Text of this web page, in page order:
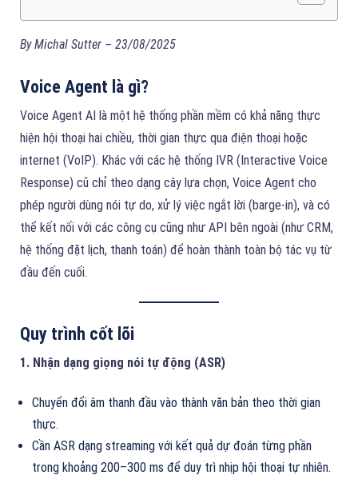
By Michal Sutter – 23/08/2025
Voice Agent là gì?
Voice Agent AI là một hệ thống phần mềm có khả năng thực
hiện hội thoại hai chiều, thời gian thực qua điện thoại hoặc
internet (VoIP). Khác với các hệ thống IVR (Interactive Voice
Response) cũ chỉ theo dạng cây lựa chọn, Voice Agent cho
phép người dùng nói tự do, xử lý việc ngắt lời (barge-in), và có
thể kết nối với các công cụ cũng như API bên ngoài (như CRM,
hệ thống đặt lịch, thanh toán) để hoàn thành toàn bộ tác vụ từ
đầu đến cuối.
Quy trình cốt lõi
1. Nhận dạng giọng nói tự động (ASR)
Chuyển đổi âm thanh đầu vào thành văn bản theo thời gian
thực.
Cần ASR dạng streaming với kết quả dự đoán từng phần
trong khoảng 200–300 ms để duy trì nhịp hội thoại tự nhiên.